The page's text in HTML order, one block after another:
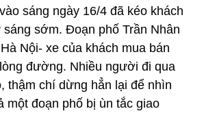
sáng ngày 16/4 đã kéo khách
sớm. Đoạn phố Trần Nhân
Nội- xe của khách mua bán
đường. Nhiều người đi qua
thậm chí dừng hẳn lại để nhìn
một đoạn phố bị ùn tắc giao